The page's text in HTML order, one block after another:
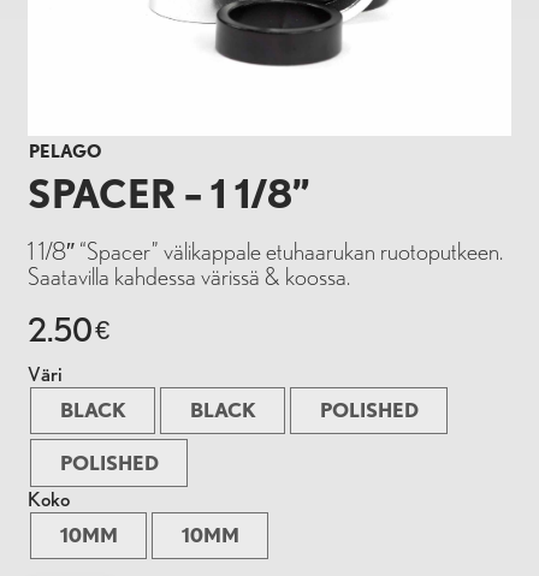
PELAGO
SPACER – 1 1/8”
1 1/8″ “Spacer” välikappale etuhaarukan ruotoputkeen.
Saatavilla kahdessa värissä & koossa.
2.50€
Väri
BLACK
BLACK POLISHED
POLISHED
Koko
10MM
10MM